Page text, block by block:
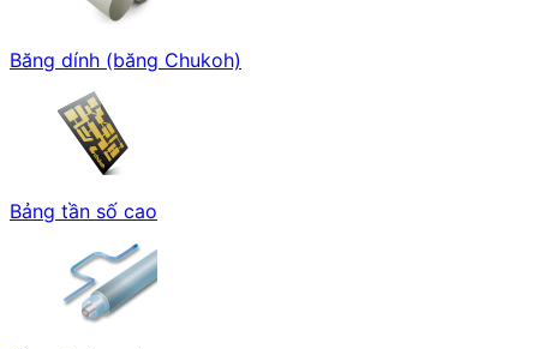
Băng dính (băng Chukoh)
Bảng tần số cao